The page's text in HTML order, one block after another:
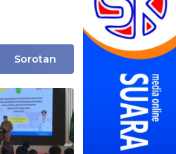
Sorotan